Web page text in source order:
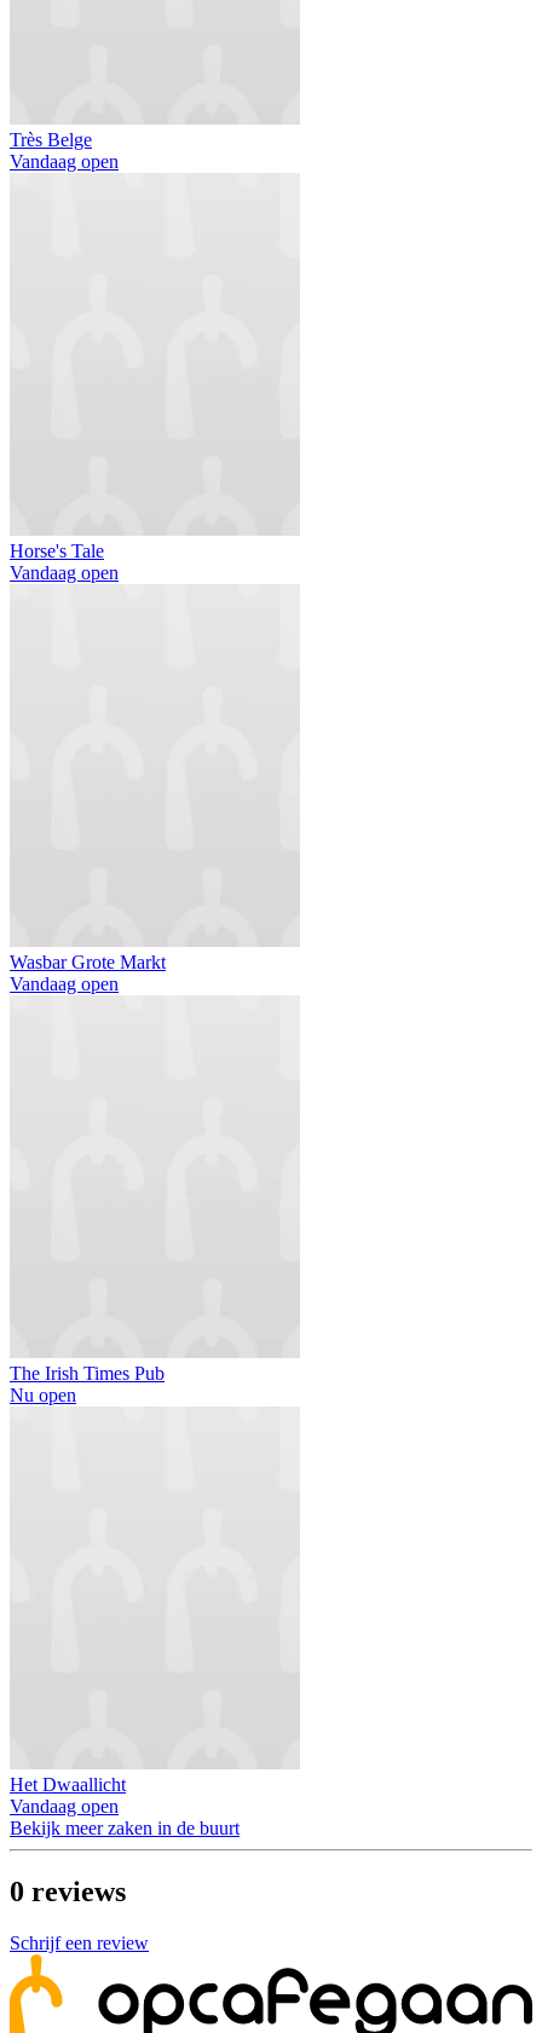
Très Belge
Vandaag open
Horse's Tale
Vandaag open
Wasbar Grote Markt
Vandaag open
The Irish Times Pub
Nu open
Het Dwaallicht
Vandaag open
Bekijk meer zaken in de buurt
0 reviews
Schrijf een review